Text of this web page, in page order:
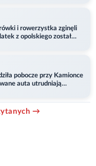
i rowerzystka zginęli
z opolskiego został
pobocze przy Kamionce
auta utrudniają
→